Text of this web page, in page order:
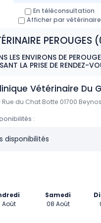
En téléconsultation
Afficher par vétérinaire
PEROUGES
LES ENVIRONS DE
LA PRISE DE RENDEZ-
Vétérinaire Du
Rue du Chat Botte 01700
:
disponibilités
Août
Samedi
08 Août